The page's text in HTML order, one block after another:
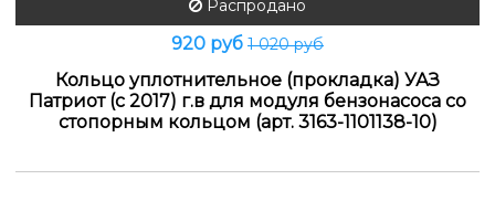
Распродано
920 руб 1 020 руб
Кольцо уплотнительное (прокладка) УАЗ
Патриот (с 2017) г.в для модуля бензонасоса со
стопорным кольцом (арт. 3163-1101138-10)